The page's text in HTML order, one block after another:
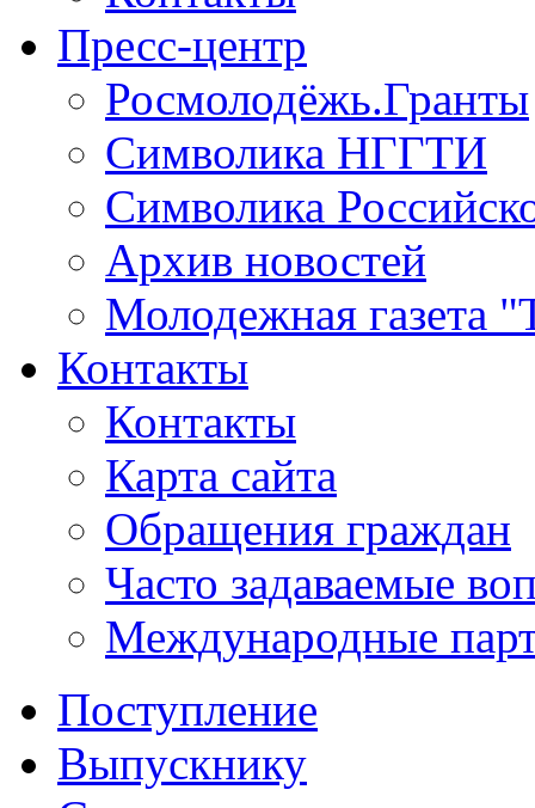
Пресс-центр
Росмолодёжь.Гранты
Символика НГГТИ
Символика
Архив новостей
Молодежная газета
Контакты
Контакты
Карта сайта
Обращения граждан
Часто задаваемые
Международные
Поступление
Выпускнику